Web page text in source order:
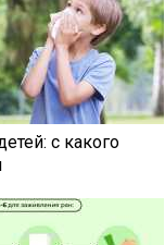
с какого